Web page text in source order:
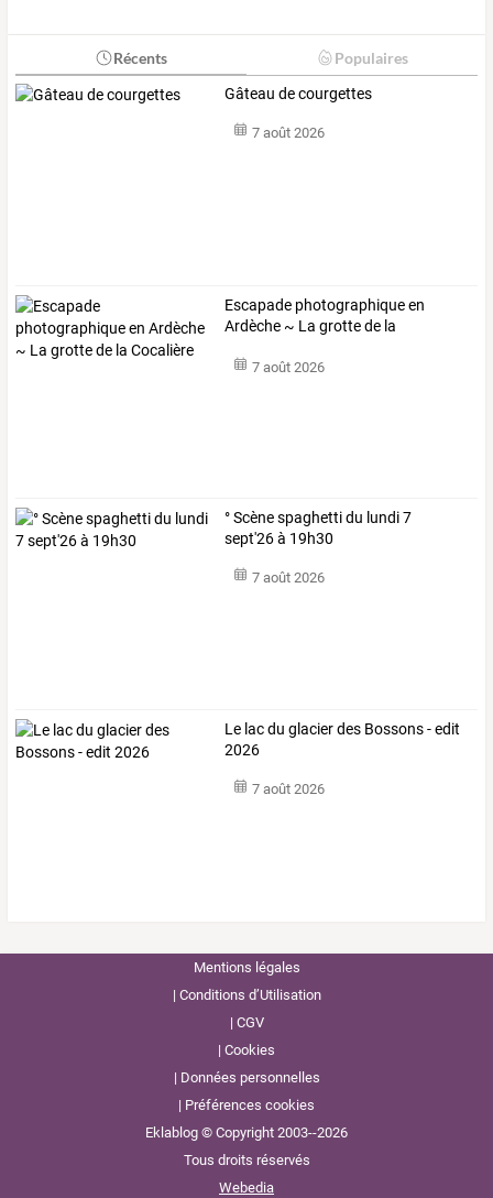
Récents Populaires
Gâteau de courgettes
7 août 2026
Escapade photographique en
Ardèche ~ La grotte de la
7 août 2026
° Scène spaghetti du lundi 7
sept'26 à 19h30
7 août 2026
Le lac du glacier des Bossons - edit
2026
7 août 2026
Mentions légales
Conditions d’Utilisation
CGV
Cookies
Données personnelles
Préférences cookies
Eklablog © Copyright 2003--2026
Tous droits réservés
Webedia